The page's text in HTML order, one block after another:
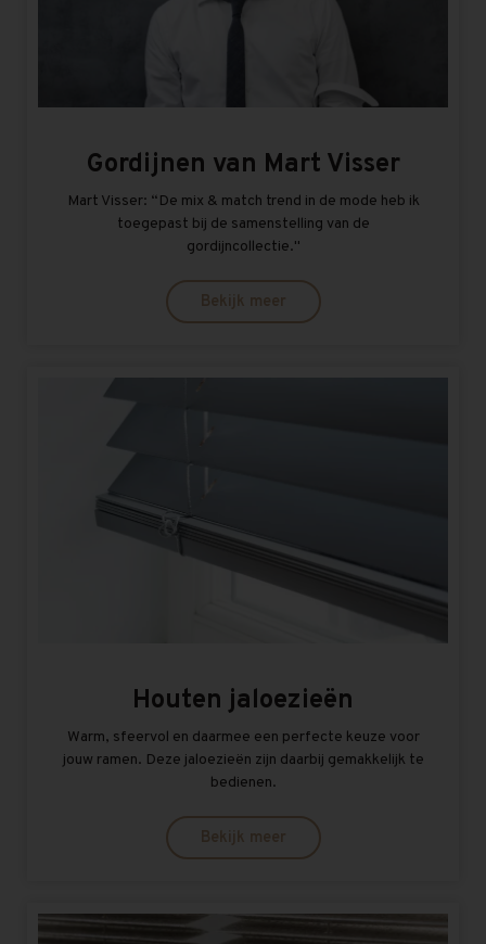
Gordijnen van Mart Visser
Mart Visser: “De mix & match trend in de mode heb ik
toegepast bij de samenstelling van de
gordijncollectie.''
Bekijk meer
Houten jaloezieën
Warm, sfeervol en daarmee een perfecte keuze voor
jouw ramen. Deze jaloezieën zijn daarbij gemakkelijk te
bedienen.
Bekijk meer